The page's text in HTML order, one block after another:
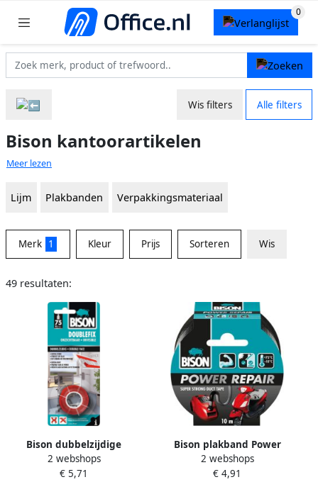
Wis filters Alle filters
Bison kantoorartikelen
Meer lezen
Lijm Plakbanden Verpakkingsmateriaal
Merk 1 Kleur Prijs Sorteren Wis
49 resultaten:
Bison dubbelzijdige
plakband ft 19 mm x 1 5 m
transparant
2 webshops
€ 5,71
Bison plakband Power
Repair ft 48 mm x 10 m
zwart
2 webshops
€ 4,91